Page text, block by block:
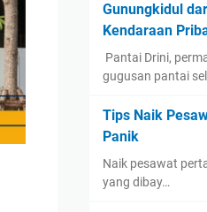
Gunungkidul
Kendaraan
Pantai Drini,
gugusan pantai
Tips Naik
Panik
Naik pesawat
yang dibay…